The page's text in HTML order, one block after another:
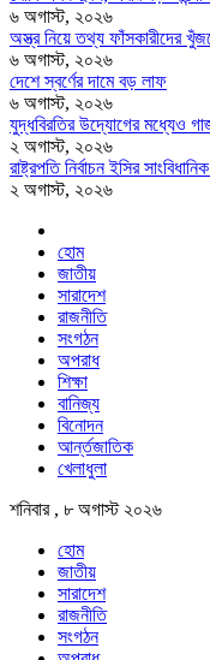
৬ অগাস্ট, ২০২৬
অস্ত্র নিয়ে তথ্য ফাঁসকারীদের
৬ অগাস্ট, ২০২৬
দেশে স্বর্ণের দামে বড় লাফ
৬ অগাস্ট, ২০২৬
যুদ্ধবিরতির উদ্যোগের মধ্যেও
২ অগাস্ট, ২০২৬
রাষ্ট্রপতি নির্বাচন ইসির
২ অগাস্ট, ২০২৬
হোম
জাতীয়
সারাদেশ
রাজনীতি
সংগঠন
অপরাধ
শিক্ষা
বানিজ্য
বিনোদন
আর্ন্তজাতিক
খেলাধুলা
শনিবার , ৮ অগাস্ট ২০২৬
হোম
জাতীয়
সারাদেশ
রাজনীতি
সংগঠন